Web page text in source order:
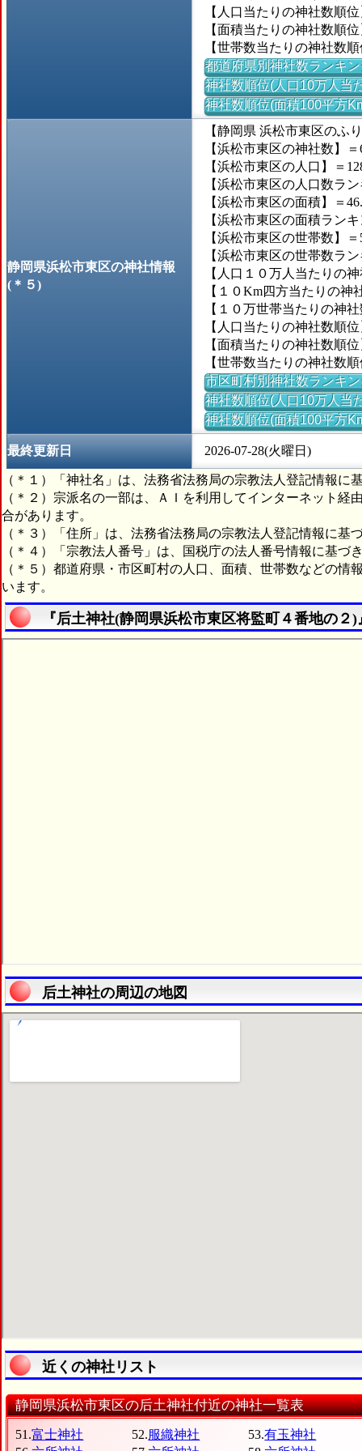
【人口当たりの神社数順
【面積当たりの神社数順
【世帯数当たりの神社数
都道府県別神社数ランキ
神社数順位(人口10万人当
神社数順位(面積100平方
静岡県浜松市東区の神社情報
(＊５)
【静岡県 浜松市東区のふ
【浜松市東区の神社数】＝
【浜松市東区の人口】＝
【浜松市東区の人口数ラ
【浜松市東区の面積】＝
【浜松市東区の面積ラン
【浜松市東区の世帯数】
【浜松市東区の世帯数ラ
【人口１０万人当たりの
【１０Km四方当たりの神
【１０万世帯当たりの神
【人口当たりの神社数順
【面積当たりの神社数順
【世帯数当たりの神社数
市区町村別神社数ランキ
神社数順位(人口10万人当
神社数順位(面積100平方
最終更新日 2026-07-28(火曜日)
（＊１）「神社名」は、法務省法務局の宗教法人登記情報に
（＊２）宗派名の一部は、ＡＩを利用してインターネット
合があります。
（＊３）「住所」は、法務省法務局の宗教法人登記情報に基
（＊４）「宗教法人番号」は、国税庁の法人番号情報に基づ
（＊５）都道府県・市区町村の人口、面積、世帯数などの
います。
『后土神社(静岡県浜松市東区将監町４番地の２
后土神社の周辺の地図
近くの神社リスト
静岡県浜松市東区の后土神社付近の神社一覧表
51.富士神社 52.服織神社 53.有玉神社